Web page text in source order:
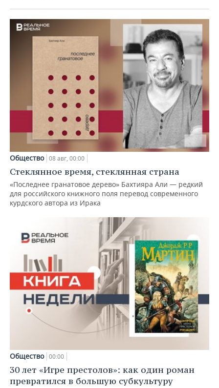
Общество 08 авг, 00:00
Стеклянное время, стеклянная страна
«Последнее гранатовое дерево» Бахтияра Али — редкий
для российского книжного поля перевод современного
курдского автора из Ирака
Общество 00:00
30 лет «Игре престолов»: как один роман
превратился в большую субкультуру